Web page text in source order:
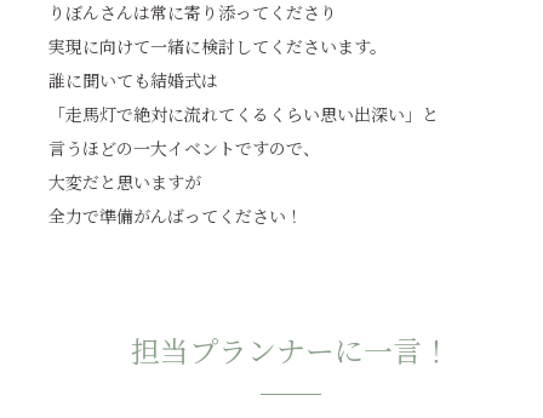
りぼんさんは常に寄り添ってくださり
実現に向けて一緒に検討してくださいます。
誰に聞いても結婚式は
「走馬灯で絶対に流れてくるくらい思い出深い」と
言うほどの一大イベントですので、
大変だと思いますが
全力で準備がんばってください！
担当プランナーに一言！